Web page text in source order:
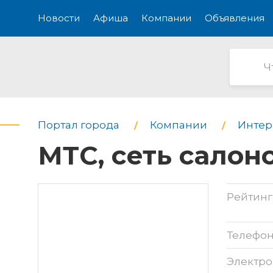
Новости Афиша Компании Объявления
Портал города Компании
МТС, сеть
Рейтинг